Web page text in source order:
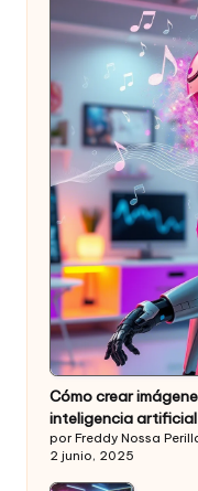
Cómo crear
inteligencia
por Freddy Nossa
2 junio, 2025